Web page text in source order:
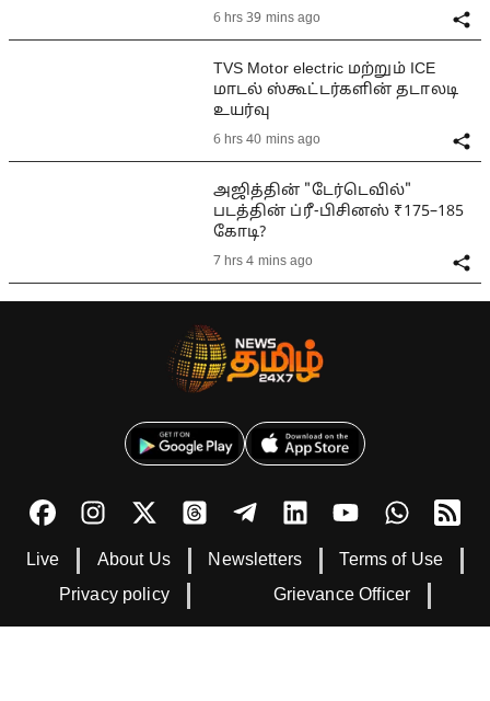
6 hrs 39 mins ago
TVS Motor electric மற்றும் ICE
மாடல் ஸ்கூட்டர்களின் தடாலடி
உயர்வு
6 hrs 40 mins ago
அஜித்தின் "டேர்டெவில்"
படத்தின் ப்ரீ-பிசினஸ் ₹175–185
கோடி?
7 hrs 4 mins ago
Live About Us Newsletters
Terms of Use
Privacy policy
Grievance Officer